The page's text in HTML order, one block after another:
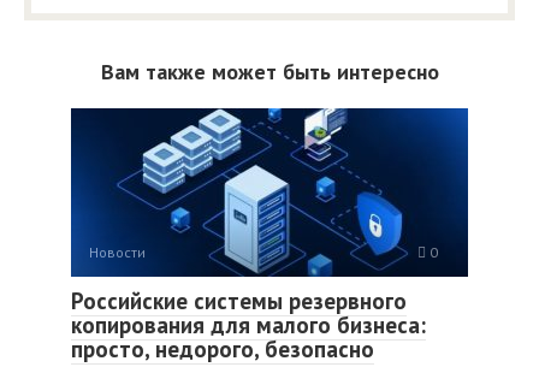
Вам также может быть интересно
Новости 0
Российские системы резервного
копирования для малого бизнеса:
просто, недорого, безопасно